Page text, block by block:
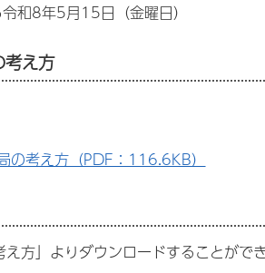
和8年5月15日（金曜日）
え方
の考え方（PDF：116.6KB）
方」よりダウンロードすることができ